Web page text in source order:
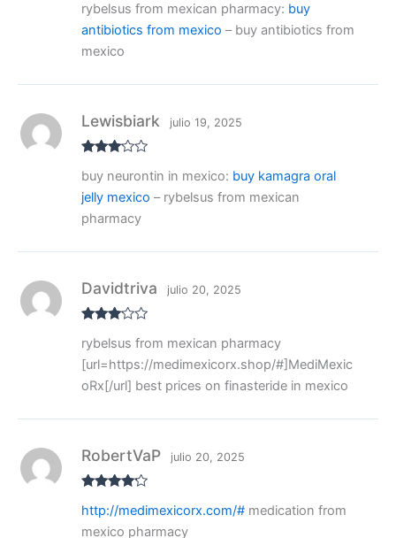
al
ad
o
co
1
rybelsus from mexican pharmacy: buy
antibiotics from mexico – buy antibiotics from
mexico
do con
3 de 5
Lewisbiark julio 19, 2025
buy neurontin in mexico: buy kamagra oral
jelly mexico – rybelsus from mexican
pharmacy
do con
3
de 5
Davidtriva julio 20, 2025
rybelsus from mexican pharmacy
[url=https://medimexicorx.shop/#]MediMexic
oRx[/url] best prices on finasteride in mexico
con4de
RobertVaP julio 20, 2025
http://medimexicorx.com/#medication from
mexico pharmacy